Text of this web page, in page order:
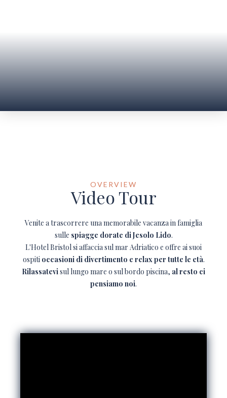
OVERVIEW
Video Tour
Venite a trascorrere una memorabile vacanza in famiglia
sulle spiagge dorate di Jesolo Lido.
L'Hotel Bristol si affaccia sul mar Adriatico e offre ai suoi
ospiti occasioni di divertimento e relax per tutte le età.
Rilassatevisul lungo mare o sul bordo piscina, al resto ci
pensiamo noi.